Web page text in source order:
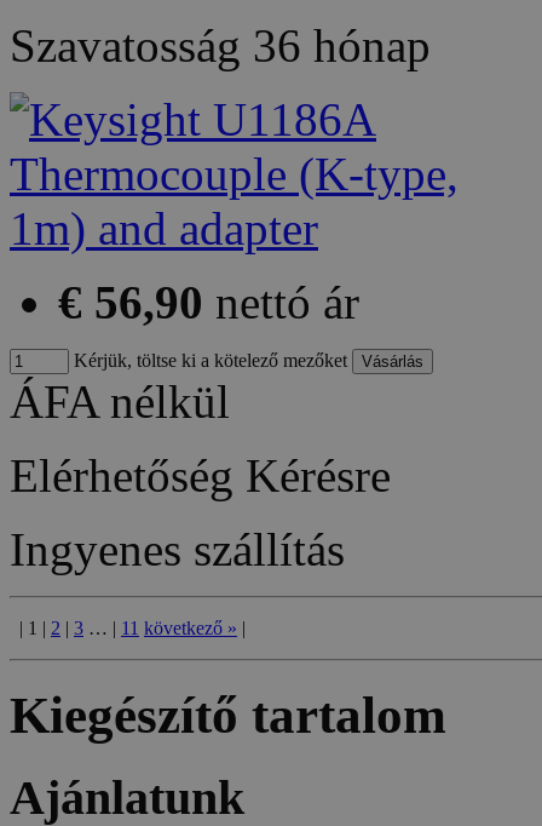
Szavatosság 36 hónap
€ 56,90 nettó ár
Kérjük, töltse ki a kötelező mezőket
ÁFA nélkül
Elérhetőség Kérésre
Ingyenes szállítás
| 1 | 2 | 3 … | 11 következő » |
Kiegészítő tartalom
Ajánlatunk